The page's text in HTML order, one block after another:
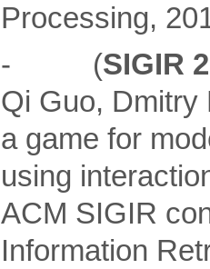
Processing,
- (SIGIR
Qi Guo, Dmitry
a game for
using
ACM SIGIR
Information